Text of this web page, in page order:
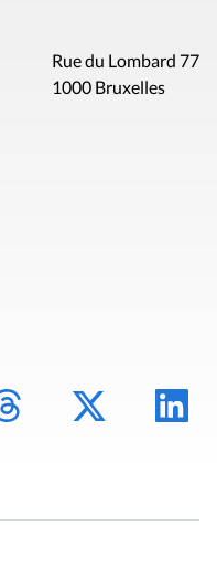
Rue du Lombard 77
1000 Bruxelles